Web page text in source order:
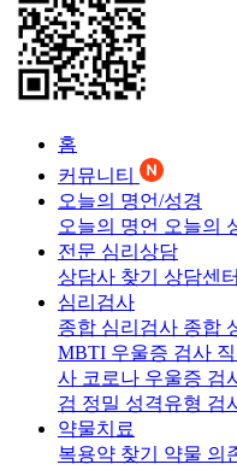
홈
커뮤니티
오늘의 명언/성경
오늘의 명언 오늘의
전문 심리상담
상담사 찾기 상담센
심리검사
종합 심리검사 종합
MBTI 우울증 검사
사 코로나 우울증 검
검 정밀 성격유형 검
약물치료
복용약 찾기 약물 의